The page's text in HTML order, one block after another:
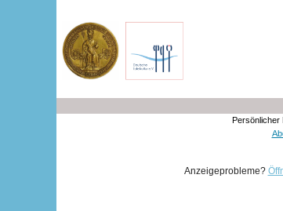
Persönlicher
Anzeigeprobleme?